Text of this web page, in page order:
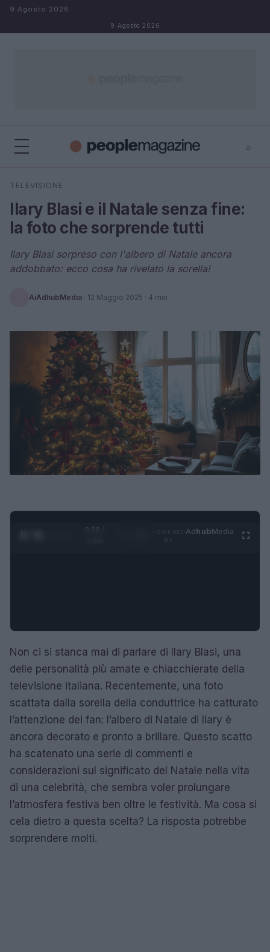
Salta al contenuto
9 Agosto 2026
9 Agosto 2026
⌕
Cerca
TELEVISIONE
Ilary Blasi e il Natale senza fine:
la foto che sorprende tutti
Ilary Blasi sorpreso con l'albero di Natale ancora
addobbato: ecco cosa ha rivelato la sorella!
AiAdhubMedia · 12 Maggio 2025 · 4 min
0:29 /
AdhubMedia
Non ci si stanca mai di parlare di Ilary Blasi, una
delle personalità più amate e chiacchierate della
televisione italiana. Recentemente, una foto
scattata dalla sorella della conduttrice ha catturato
l’attenzione dei fan: l’albero di Natale di Ilary è
ancora decorato e pronto a brillare. Questo scatto
ha scatenato una serie di commenti e
considerazioni sul significato del Natale nella vita
di una celebrità, che sembra voler prolungare
l’atmosfera festiva ben oltre le festività. Ma cosa si
cela dietro a questa scelta? La risposta potrebbe
sorprendere molti.